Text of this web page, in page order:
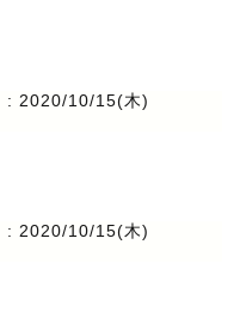
: 2020/10/15(木)
: 2020/10/15(木)